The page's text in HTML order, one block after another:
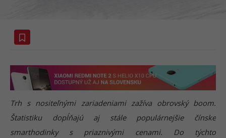
Trh s nositeľnými zariadeniami zažíva obrovský boom.
Štatistiku dopĺňajú aj stále populárnejšie čínske
smarthodinky s priaznivými cenami. Do týchto